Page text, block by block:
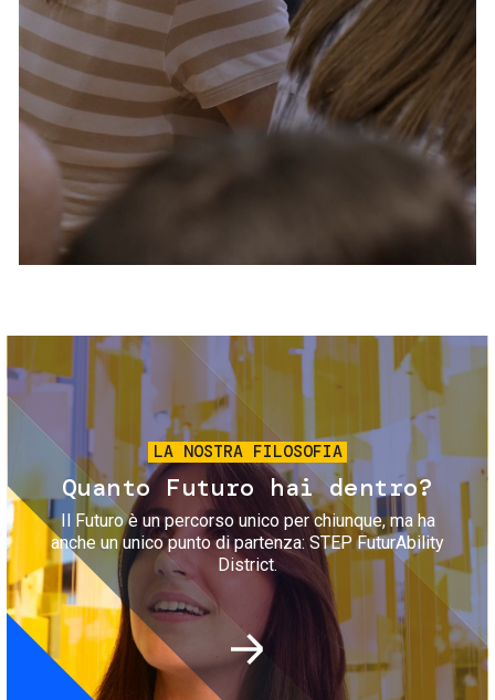
Servizi e accessibilità
Contatti
FAQ
Biglietti
Immagine
LA NOSTRA FILOSOFIA
Quanto Futuro hai dentro?
Il Futuro è un percorso unico per chiunque, ma ha
anche un unico punto di partenza: STEP FuturAbility
District.